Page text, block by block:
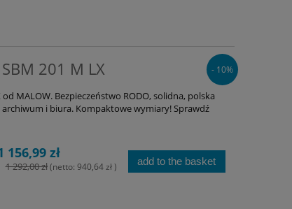
201 M LX
od MALOW. Bezpieczeństwo RODO, solidna, polska
i biura. Kompaktowe wymiary! Sprawdź
156,99 zł
1 292,00 zł (netto: 940,64 zł ) add to the basket
- 10%